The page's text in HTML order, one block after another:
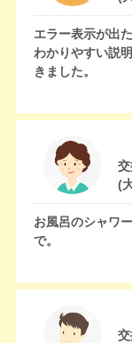
エラー表示が出
わかりやすい説
きました。
交
(
お風呂のシャワ
で。
交